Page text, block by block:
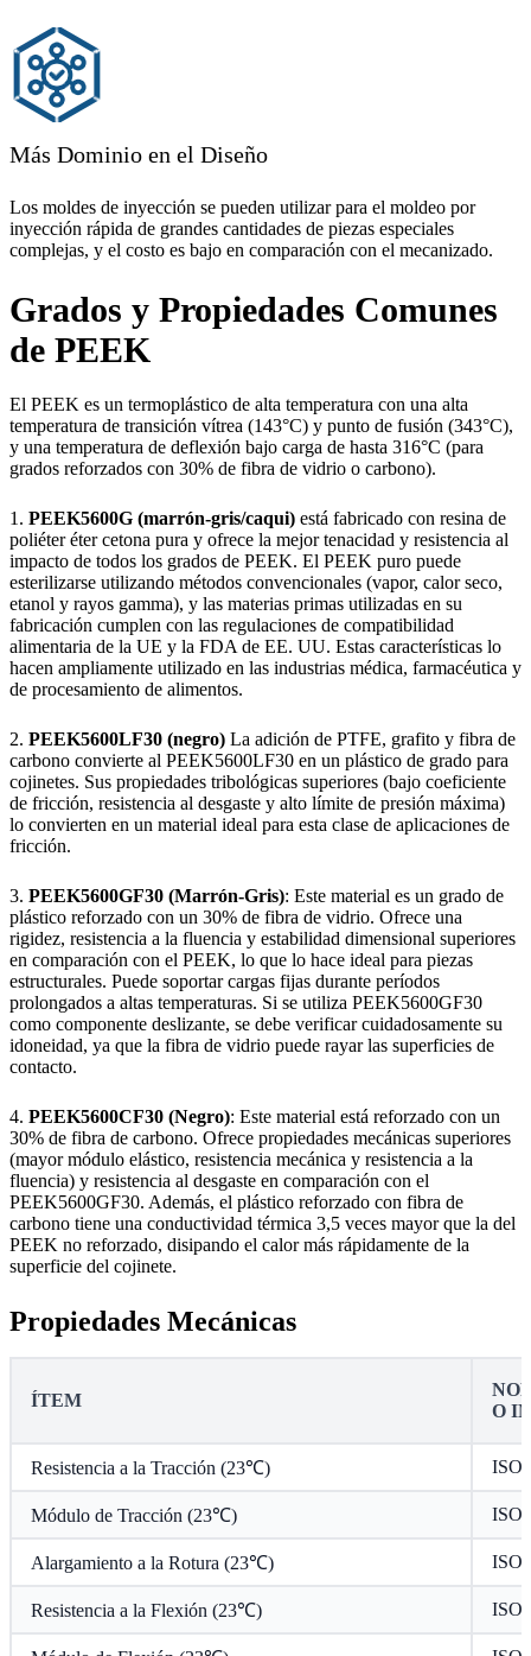
Más Dominio en el Diseño
Los moldes de inyección se pueden utilizar para el moldeo por
inyección rápida de grandes cantidades de piezas especiales
complejas, y el costo es bajo en comparación con el mecanizado.
Grados y Propiedades Comunes
de PEEK
El PEEK es un termoplástico de alta temperatura con una alta
temperatura de transición vítrea (143°C) y punto de fusión (343°C),
y una temperatura de deflexión bajo carga de hasta 316°C (para
grados reforzados con 30% de fibra de vidrio o carbono).
1. PEEK5600G (marrón-gris/caqui) está fabricado con resina de
poliéter éter cetona pura y ofrece la mejor tenacidad y resistencia al
impacto de todos los grados de PEEK. El PEEK puro puede
esterilizarse utilizando métodos convencionales (vapor, calor seco,
etanol y rayos gamma), y las materias primas utilizadas en su
fabricación cumplen con las regulaciones de compatibilidad
alimentaria de la UE y la FDA de EE. UU. Estas características lo
hacen ampliamente utilizado en las industrias médica, farmacéutica y
de procesamiento de alimentos.
2. PEEK5600LF30 (negro) La adición de PTFE, grafito y fibra de
carbono convierte al PEEK5600LF30 en un plástico de grado para
cojinetes. Sus propiedades tribológicas superiores (bajo coeficiente
de fricción, resistencia al desgaste y alto límite de presión máxima)
lo convierten en un material ideal para esta clase de aplicaciones de
fricción.
3. PEEK5600GF30 (Marrón-Gris): Este material es un grado de
plástico reforzado con un 30% de fibra de vidrio. Ofrece una
rigidez, resistencia a la fluencia y estabilidad dimensional superiores
en comparación con el PEEK, lo que lo hace ideal para piezas
estructurales. Puede soportar cargas fijas durante períodos
prolongados a altas temperaturas. Si se utiliza PEEK5600GF30
como componente deslizante, se debe verificar cuidadosamente su
idoneidad, ya que la fibra de vidrio puede rayar las superficies de
contacto.
4. PEEK5600CF30 (Negro): Este material está reforzado con un
30% de fibra de carbono. Ofrece propiedades mecánicas superiores
(mayor módulo elástico, resistencia mecánica y resistencia a la
fluencia) y resistencia al desgaste en comparación con el
PEEK5600GF30. Además, el plástico reforzado con fibra de
carbono tiene una conductividad térmica 3,5 veces mayor que la del
PEEK no reforzado, disipando el calor más rápidamente de la
superficie del cojinete.
Propiedades Mecánicas
ÍTEM
O
Resistencia a la Tracción (23℃) ISO
Módulo de Tracción (23℃) ISO
Alargamiento a la Rotura (23℃) ISO
Resistencia a la Flexión (23℃) ISO